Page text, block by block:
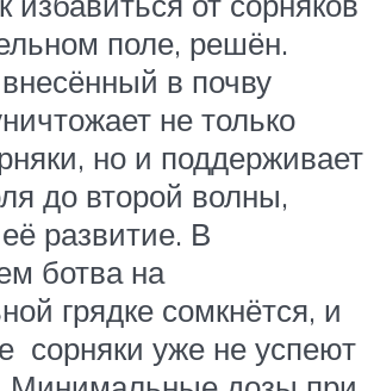
поле, решён.
в почву
не только
но и поддерживает
до второй волны,
развитие. В
ботва на
грядке сомкнётся, и
сорняки уже не успеют